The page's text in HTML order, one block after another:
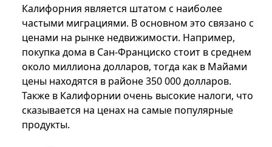
Калифорния является штатом с наиболее
частыми миграциями. В основном это связано с
ценами на рынке недвижимости. Например,
покупка дома в Сан-Франциско стоит в среднем
около миллиона долларов, тогда как в Майами
цены находятся в районе 350 000 долларов.
Также в Калифорнии очень высокие налоги, что
сказывается на ценах на самые популярные
продукты.